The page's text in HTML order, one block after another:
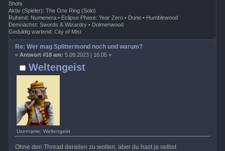
Shots
Aktiv (Spieler): The One Ring (Solo)
Ruhend: Numenera • Eclipse Phase: Year Zero • Dune • Humblewood
Demnächst: Swords & Wizardry • Dolmenwood
Geduldig wartend: City of Mist
Weltengeist
Username: Weltengeist
Re: Wer mag Splittermond noch und warum?
« Antwort #18 am: 5.09.2023 | 16:05 »
Ohne den Thread derailen zu wollen, aber du hast ja selbst